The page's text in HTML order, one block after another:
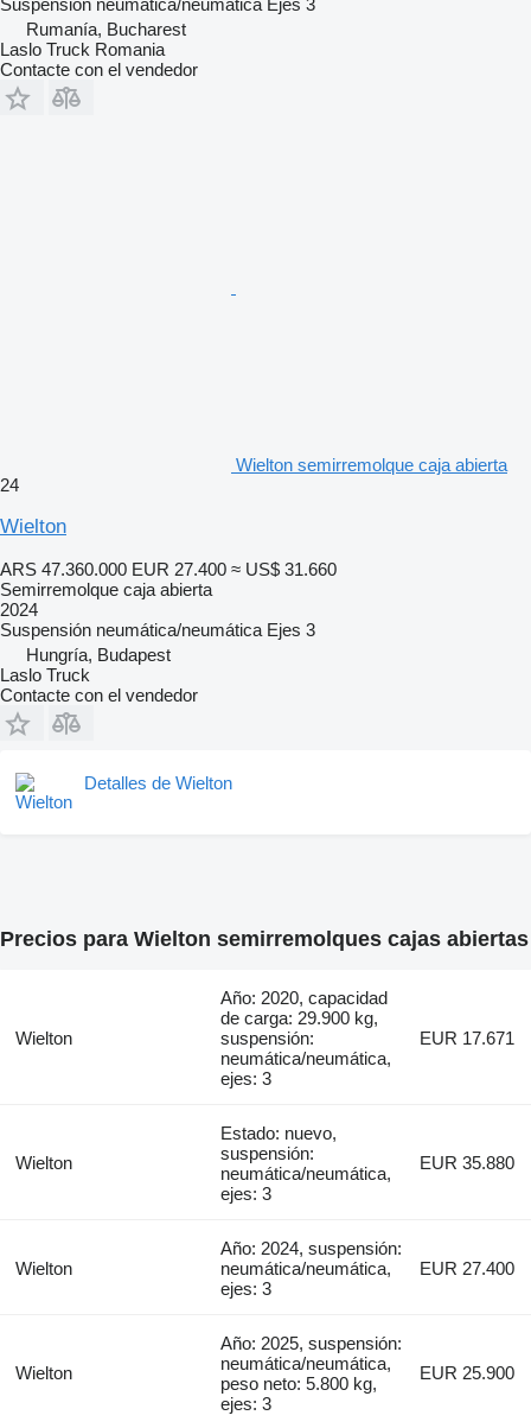
Rumanía, Bucharest
Laslo Truck Romania
Contacte con el vendedor
Wielton semirremolque caja abierta
24
Wielton
ARS 47.360.000 EUR 27.400 ≈ US$ 31.660
Semirremolque caja abierta
2024
Suspensión neumática/neumática Ejes 3
Hungría, Budapest
Laslo Truck
Contacte con el vendedor
Detalles de Wielton
Precios para Wielton semirremolques cajas abiertas
Wielton
Año: 2020, capacidad
de carga: 29.900 kg,
suspensión:
neumática/neumática,
ejes: 3
EUR 17.671
Wielton
Estado: nuevo,
suspensión:
neumática/neumática,
ejes: 3
EUR 35.880
Wielton
Año: 2024, suspensión:
neumática/neumática,
ejes: 3
EUR 27.400
Wielton
Año: 2025, suspensión:
neumática/neumática,
peso neto: 5.800 kg,
ejes: 3
EUR 25.900